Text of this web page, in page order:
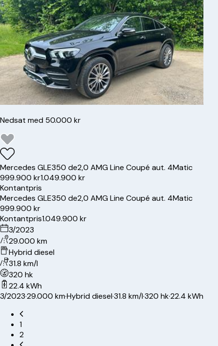
Nedsat med 50.000 kr
Mercedes GLE350 de2,0 AMG Line Coupé aut. 4Matic
999.900 kr1.049.900 kr
Kontantpris
Mercedes GLE350 de2,0 AMG Line Coupé aut. 4Matic
999.900 kr
Kontantpris1.049.900 kr
3/2023
29.000 km
Hybrid diesel
31.8 km/l
320 hk
22.4 kWh
3/2023·29.000 km·Hybrid diesel·31.8 km/l·320 hk·22.4 kWh
1
2